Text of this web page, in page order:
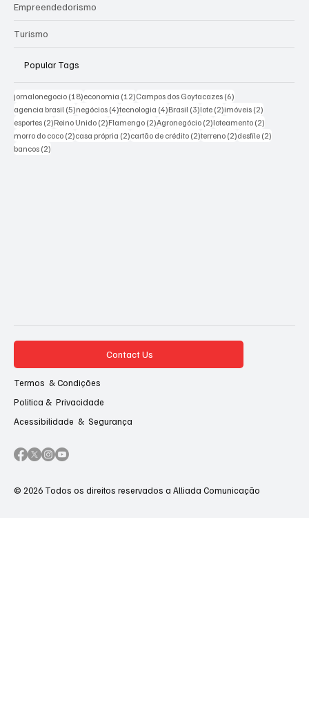
Empreendedorismo
Turismo
Popular Tags
jornalonegocio (18)18 posts
economia (12)12 posts
Campos dos Goytacazes (6)
agencia brasil (5)5 posts
negócios (4)4 posts
tecnologia (4)4 posts
Brasil (3)3 posts
lote (2)2 posts
imóveis (2)
esportes (2)2 posts
Reino Unido (2)2 posts
Flamengo (2)2 posts
Agronegócio (2)2 posts
loteamento (2)
morro do coco (2)2 posts
casa própria (2)2 posts
cartão de crédito (2)2 posts
terreno (2)2 posts
desfile (2)
bancos (2)
Contact Us
Termos & Condições
Politica & Privacidade
Acessibilidade & Segurança
© 2026 Todos os direitos reservados a Alliada Comunicação